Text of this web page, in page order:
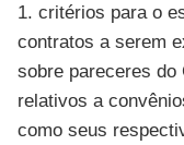
1. critérios para o
contratos a serem
sobre pareceres do
relativos a
como seus